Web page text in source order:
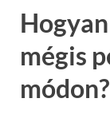
mégis
módon?